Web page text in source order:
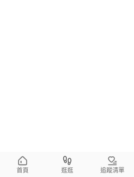
首頁 逛逛 追蹤清單